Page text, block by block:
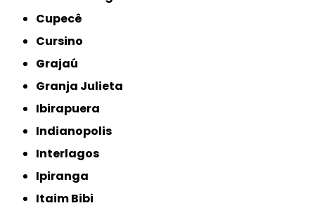
Cupecê
Cursino
Grajaú
Granja Julieta
Ibirapuera
Indianopolis
Interlagos
Ipiranga
Itaim Bibi